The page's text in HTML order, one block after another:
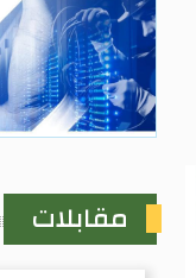
مقابلات